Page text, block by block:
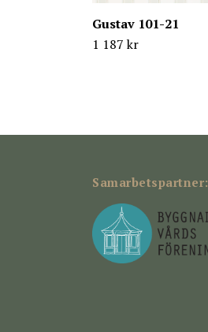
Gustav 101-21
1 187 kr
Samarbetspartner: